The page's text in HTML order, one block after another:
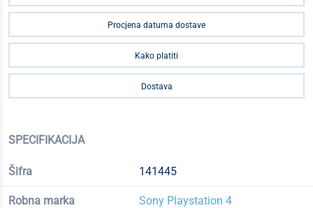
Procjena datuma dostave
Kako platiti
Dostava
SPECIFIKACIJA
Šifra 141445
Robna marka Sony Playstation 4